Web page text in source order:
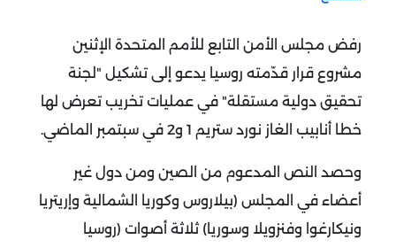
رفض مجلس الأمن التابع للأمم المتحدة الإثنين
مشروع قرار قدّمته روسيا يدعو إلى تشكيل "لجنة
تحقيق دولية مستقلة" في عمليات تخريب تعرض لها
خطا أنابيب الغاز نورد ستريم 1 و2 في سبتمبر الماضي.
وحصد النص المدعوم من الصين ومن دول غير
أعضاء في المجلس (بيلاروس وكوريا الشمالية وإريتريا
ونيكارغوا وفنزويلا وسوريا) ثلاثة أصوات (روسيا